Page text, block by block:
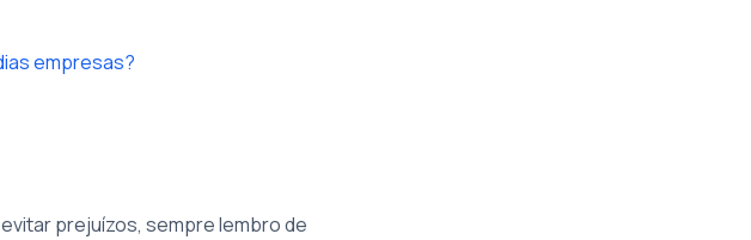
empresas?
prejuízos, sempre lembro de